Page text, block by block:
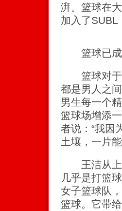
湃。篮球在
加入了SUBL
篮球已成
篮球对于
都是男人之
男生每一个
篮球场增添
者说：“我因
土壤，一片
王洁从上
几乎是打篮
女子篮球队
篮球。它带